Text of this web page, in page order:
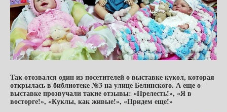
Так отозвался один из посетителей о выставке кукол, которая
открылась в библиотеке №3 на улице Белинского. А еще о
выставке прозвучали такие отзывы: «Прелесть!», «Я в
восторге!», «Куклы, как живые!», «Придем еще!»